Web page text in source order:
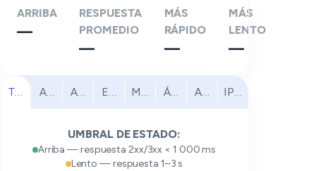
ARRIBA
—
RESPUESTA
PROMEDIO
—
MÁS
RÁPIDO
—
MÁS
LENTO
—
TodosAmérica del Norte
América del Sur
EuropaMedio Oriente
África Asia Pacífico
IPv6
UMBRAL DE ESTADO:
Arriba — respuesta 2xx/3xx < 1 000 ms
Lento — respuesta 1–3 s